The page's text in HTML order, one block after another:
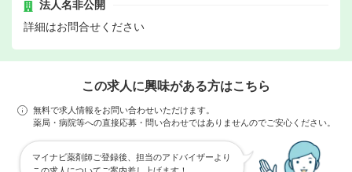
法人名非公開
詳細はお問合せください
この求人に興味がある方はこちら
無料で求人情報をお問い合わせいただけます。
薬局・病院等への直接応募・問い合わせではありませんのでご安心ください。
マイナビ薬剤師ご登録後、担当のアドバイザーより